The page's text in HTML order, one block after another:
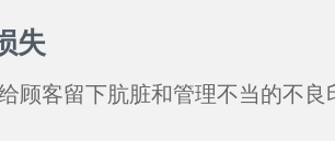
失
顾客留下肮脏和管理不当的不良